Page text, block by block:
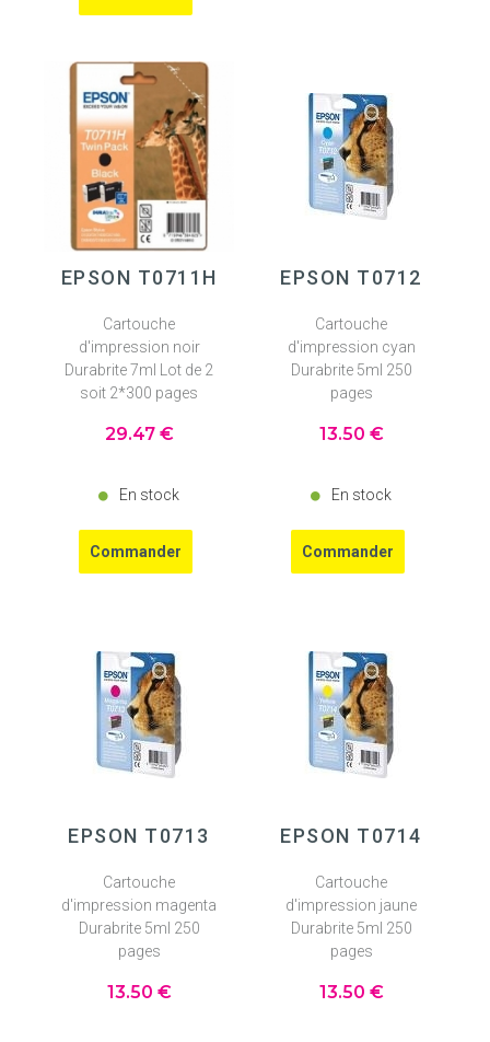
EPSON T0711H
Cartouche
d'impression noir
Durabrite 7ml Lot de 2
soit 2*300 pages
29.47 €
En stock
EPSON T0712
Cartouche
d'impression cyan
Durabrite 5ml 250
pages
13.50 €
En stock
EPSON T0713
Cartouche
d'impression magenta
Durabrite 5ml 250
pages
13.50 €
EPSON T0714
Cartouche
d'impression jaune
Durabrite 5ml 250
pages
13.50 €